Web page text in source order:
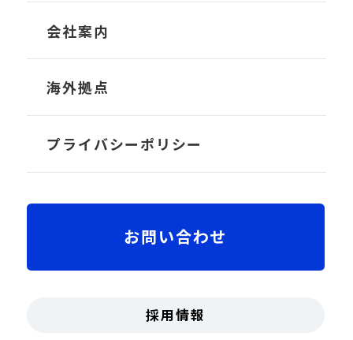
TRANS-Operator
会社案内
会社概要
社長メッセージ
海外拠点
プライバシーポリシー
お問い合わせ
採用情報